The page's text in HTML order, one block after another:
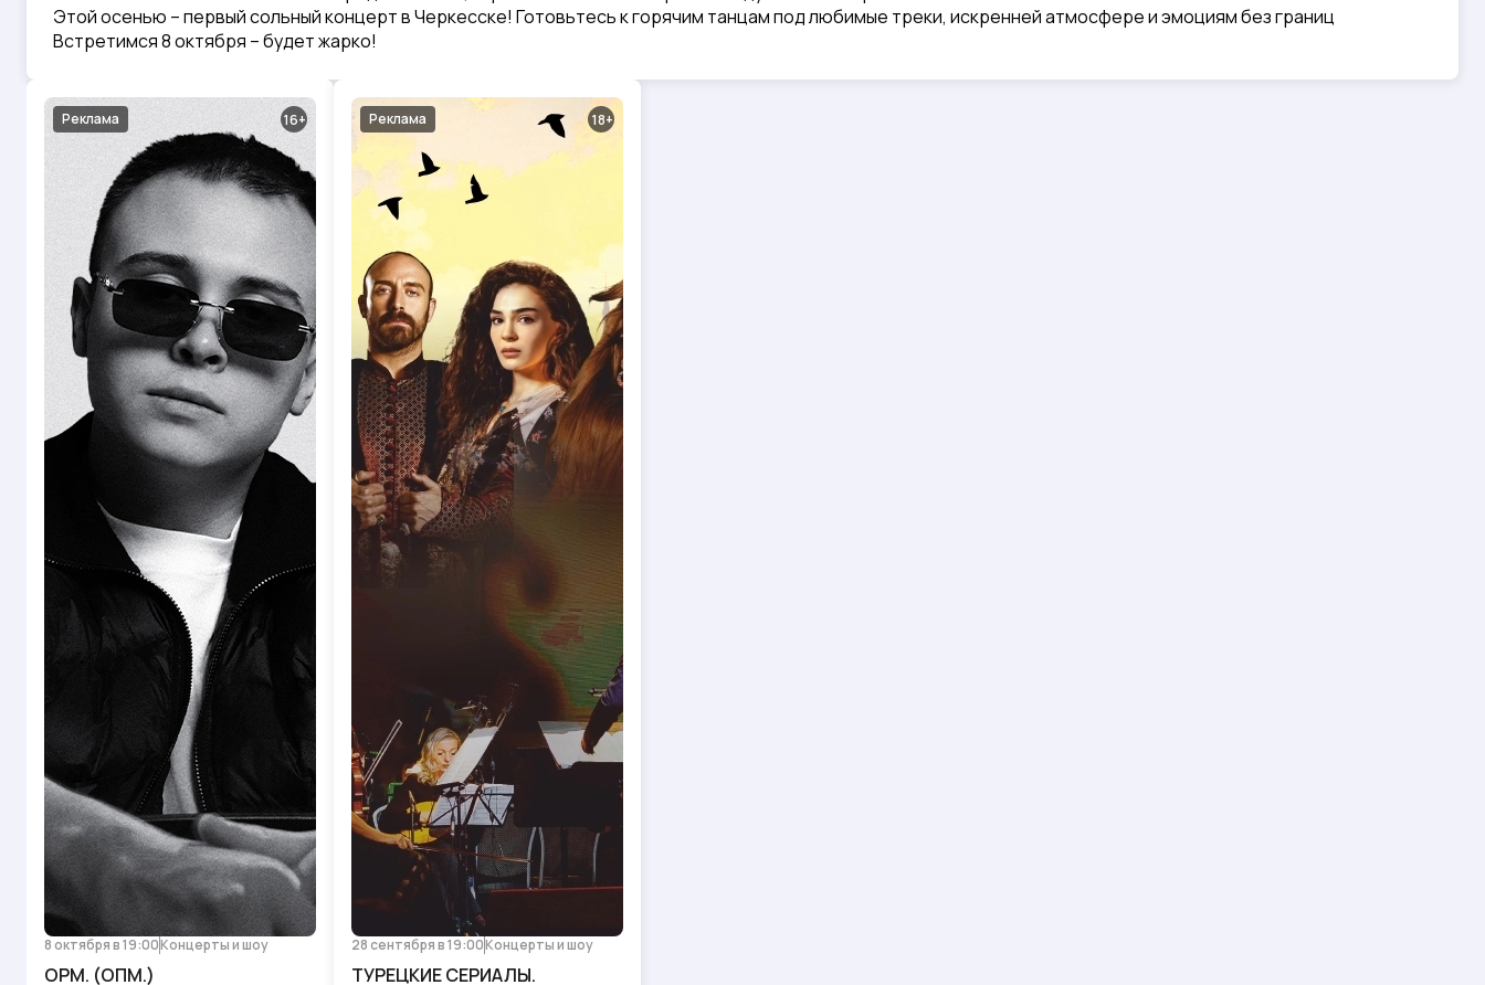
Этой осенью – первый сольный концерт в Черкесске! Готовьтесь к горячим танцам под любимые треки, искренней атмосфере и эмоциям без границ
Встретимся 8 октября – будет жарко!
16
Реклама
8 октября в 19:00Концерты и шоу
OPM. (ОПМ.)
18
Реклама
28 сентября в 19:00Концерты и шоу
ТУРЕЦКИЕ СЕРИАЛЫ.